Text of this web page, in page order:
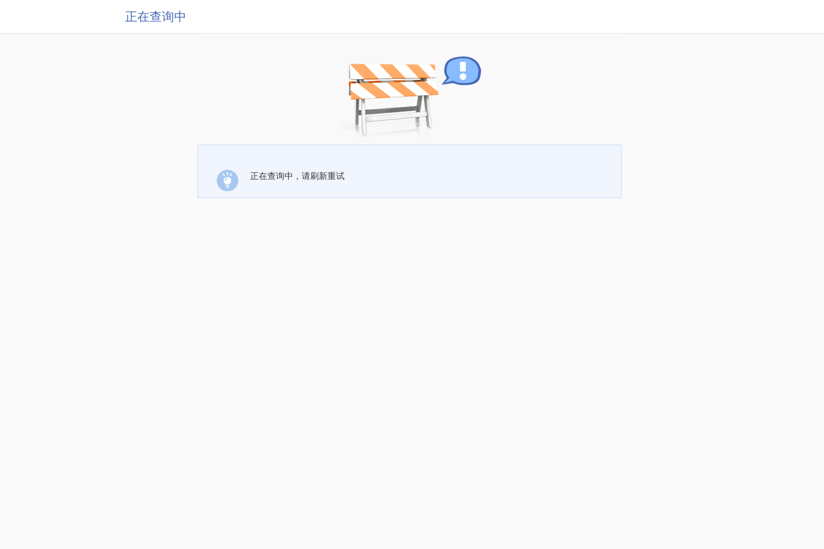
正在查询中
正在查询中，请刷新重试